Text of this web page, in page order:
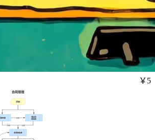
￥5